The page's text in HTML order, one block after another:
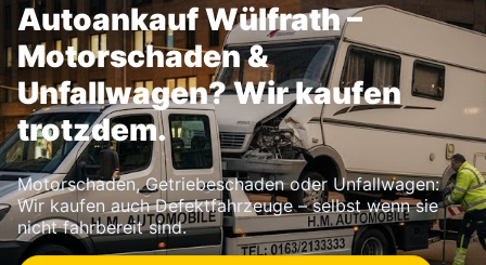
Autoankauf Wülfrath –
Motorschaden &
Unfallwagen? Wir kaufen
trotzdem.
Motorschaden, Getriebeschaden oder Unfallwagen:
Wir kaufen auch Defektfahrzeuge – selbst wenn sie
nicht fahrbereit sind.